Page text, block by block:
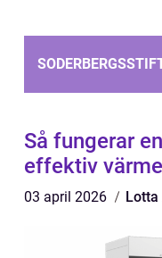
Så fungerar
effektiv
03 april 2026 Lotta